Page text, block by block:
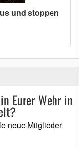
und stoppen
Eurer Wehr in
neue Mitglieder